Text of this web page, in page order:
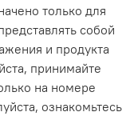
только для
собой
и продукта
принимайте
на номере
ознакомьтесь